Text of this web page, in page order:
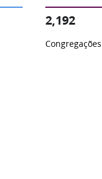
2,192
Congregações